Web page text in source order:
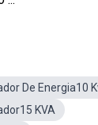
De Energia10
KVA